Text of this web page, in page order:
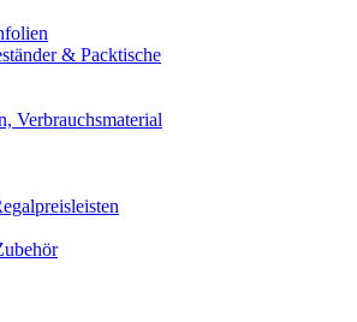
& Packtische
Verbrauchsmaterial